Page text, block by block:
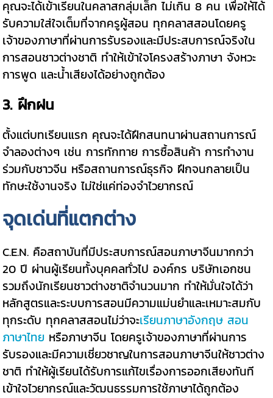
คุณจะได้เข้าเรียนในคลาสกลุ่มเล็ก ไม่เกิน 8 คน เพื่อให้ได้
รับความใส่ใจเต็มที่จากครูผู้สอน ทุกคลาสสอนโดยครู
เจ้าของภาษาที่ผ่านการรับรองและมีประสบการณ์จริงใน
การสอนชาวต่างชาติ ทำให้เข้าใจโครงสร้างภาษา จังหวะ
การพูด และน้ำเสียงได้อย่างถูกต้อง
3. ฝึกฝน
ตั้งแต่บทเรียนแรก คุณจะได้ฝึกสนทนาผ่านสถานการณ์
จำลองต่างๆ เช่น การทักทาย การซื้อสินค้า การทำงาน
ร่วมกับชาวจีน หรือสถานการณ์ธุรกิจ ฝึกจนกลายเป็น
ทักษะใช้งานจริง ไม่ใช่แค่ท่องจำไวยากรณ์
จุดเด่นที่แตกต่าง
C.E.N. คือสถาบันที่มีประสบการณ์สอนภาษาจีนมากกว่า
20 ปี ผ่านผู้เรียนทั้งบุคคลทั่วไป องค์กร บริษัทเอกชน
รวมถึงนักเรียนชาวต่างชาติจำนวนมาก ทำให้มั่นใจได้ว่า
หลักสูตรและระบบการสอนมีความแม่นยำและเหมาะสมกับ
ทุกระดับ ทุกคลาสสอนไม่ว่าจะเรียนภาษาอังกฤษ สอน
ภาษาไทย หรือภาษาจีน โดยครูเจ้าของภาษาที่ผ่านการ
รับรองและมีความเชี่ยวชาญในการสอนภาษาจีนให้ชาวต่าง
ชาติ ทำให้ผู้เรียนได้รับการแก้ไขเรื่องการออกเสียงทันที
เข้าใจไวยากรณ์และวัฒนธรรมการใช้ภาษาได้ถูกต้อง